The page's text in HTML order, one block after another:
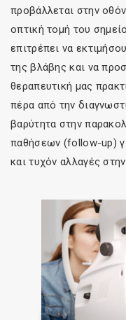
προβάλλεται στην
οπτική τομή του
επιτρέπει να
της βλάβης και να
θεραπευτική μας
πέρα από την
βαρύτητα στην
παθήσεων (follow-up)
και τυχόν αλλαγές